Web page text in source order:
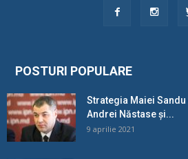
POSTURI POPULARE
Strategia Maiei
Andrei Năstase și...
9 aprilie 2021